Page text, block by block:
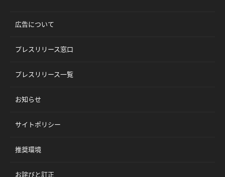
広告について
プレスリリース窓口
プレスリリース一覧
お知らせ
サイトポリシー
推奨環境
お詫びと訂正